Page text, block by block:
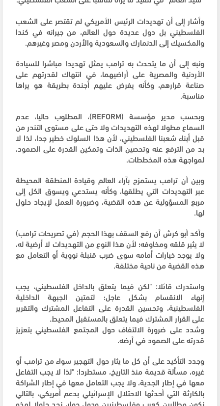
وأشار إلى أن تهديدات الرئيس الأمريكي لم تقتصر على الشعب
الفلسطيني بل دول عديدة حول العالم، من جيرانه في كندا
والمكسيك إلى الدنمارك والسعودية والأردن ومصر وغيرهم.
ونبه إلى أن ما يتحدث به ترامب يمثل تهديدا مباشرا للسيادة
الأردنية والمصرية على أراضيهما، في انتهاك لقدرتهم على
صناعة قرارهم، وكأنه يفرض عليهم أجندة بطريقة هو يراها
مناسبة.
وبحسب مدير مؤسسة (REFORM)، المطلوب حاليا، عدم
السماع مطولا لهذه التهديدات ولا حتى على مستوى التندر من
قبل أبناء شعبنا الفلسطيني، لأن هذا السلوك خطير جدا، لذا لا
بد من الترفع عنه وتحصين الذات وتمكين القدرة على الصمود،
لمواجهة هذه المخططات.
وبين أن ترامب يستمزج بآراء العالم وقيادة المنطقة المحيطة
عبر التهديدات التي يطلقها، وكأنه يستدعي ويسوق الكل إلى
مربع المسؤولية عن هذه القضية، وضرورة العمل لإيجاد حلول
لها.
وأكد أبو كرش أن رفع السقف بهذا الحجم (في تصريحات ترامب)
لا يثير قلقه ومخاوفه؛ لأن هذا النوع من التهديدات لا أرضية له،
ولا يوجد خيارات أمامه سوى ضرب قنبلة نووية أو التعامل مع
هذه القضية من ناحية مختلفة.
واستدرك قائلا: "لكن فيما يتعلق بالداخل الفلسطيني، يجب
إنهاء الانقسام بشكل عاجل؛ لتمتين الجبهة الداخلية
الفلسطينية، وتحسين القدرة على التفاعل المشترك والتقرير
على القرار المشترك فيما يتعلق بالمستقبل المحيط.
وشدد على ضرورة الالتفاف حول المجتمع الفلسطيني بتعزيز
قدرته على الصمود في أرضه.
وجدد التأكيد على أن كل ما يثار حول التهجير سواء من ترامب أو
غيره، مسألة قديمة منذ التاريخ، مستطردا: "لذا لا يجب التفاعل
معها في إطار الجدية، ولا يجب التعامل معها في إطار الشراكة
بالكارثة التي أحدثها الاحتلال الإسرائيلي بدعم أمريكي، بالتالي
نكون مطالبين كعرب وفلسطينيين ودول جوار، نجد حلولا لهذه